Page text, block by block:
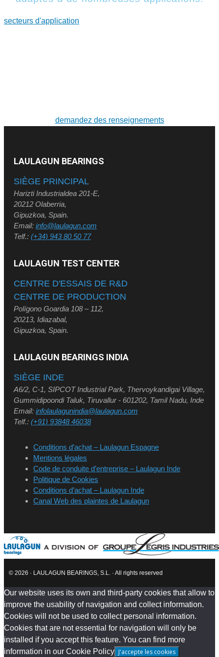
secteurs d'application
demandez des renseignements
LAULAGUN BEARINGS
SIÈGE PRINCIPAL
Harizti Industrialdea 201-E,
20212 Olaberria,
Gipuzkoa, Spain.
Email: info@laulagun.com
Telf.: (+34) 943 80 50 77
LAULAGUN TEST CENTER
CENTRE D'ESSAIS DE R&D
CENTRE DE PRODUCTION
Polígono Goardia 108 – 112,
20213, Idiazabal,
Gipuzkoa, Spain.
LAULAGUN BEARINGS INDIA
SIÈGE INDE
A6/2, C-1, SIPCOT Industrial Park, Thervoykandigai Village,
Gummidipoondi Taluk, Tiruvallur - 601202, Tamil Nadu, Inde
Email: infolaulagunindia@laulagun.com
Telf.: (+91) 93848 46038
Conditions d’achat – Laulagun Espagne
Mentions légales
Code de conduite d’entreprise – Laulagun Inde
Politique de Cookies
Conditions d’achat – Laulagun Inde
Canal Web des plaintes de Laulagun
© 2026 · LAULAGUN BEARINGS, S.L. · All rights reserved
Our website uses its own and third-party cookies that allow to
improve the usability of navigation and collect information.
Cookies will not be used to collect personal information.
Cookies that are not essential for navigation will only be
installed if you accept this feature. You can find more
information in our Cookie Policy J'accepte les cookies